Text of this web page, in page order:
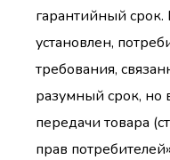
гарантийный
установлен,
требования,
разумный срок, но
передачи товара
прав